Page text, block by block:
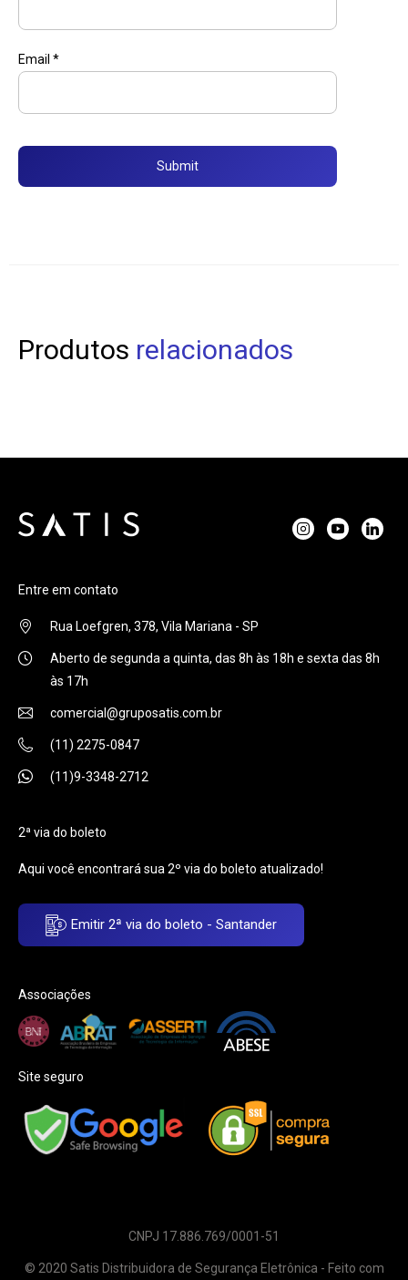
Email *
Produtos relacionados
Entre em contato
Rua Loefgren, 378, Vila Mariana - SP
Aberto de segunda a quinta, das 8h às 18h e sexta das 8h
às 17h
comercial@gruposatis.com.br
(11) 2275-0847
(11)9-3348-2712
2ª via do boleto
Aqui você encontrará sua 2º via do boleto atualizado!
Emitir 2ª via do boleto - Santander
Associações
Site seguro
CNPJ 17.886.769/0001-51
© 2020 Satis Distribuidora de Segurança Eletrônica - Feito com